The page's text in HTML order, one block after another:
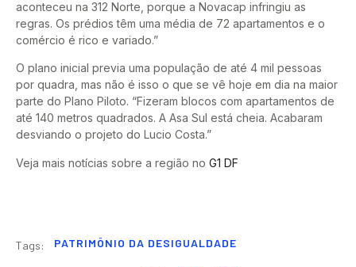
aconteceu na 312 Norte, porque a Novacap infringiu as
regras. Os prédios têm uma média de 72 apartamentos e o
comércio é rico e variado.”
O plano inicial previa uma população de até 4 mil pessoas
por quadra, mas não é isso o que se vê hoje em dia na maior
parte do Plano Piloto. “Fizeram blocos com apartamentos de
até 140 metros quadrados. A Asa Sul está cheia. Acabaram
desviando o projeto do Lucio Costa.”
Veja mais notícias sobre a região no G1 DF
Tags: PATRIMÔNIO DA DESIGUALDADE